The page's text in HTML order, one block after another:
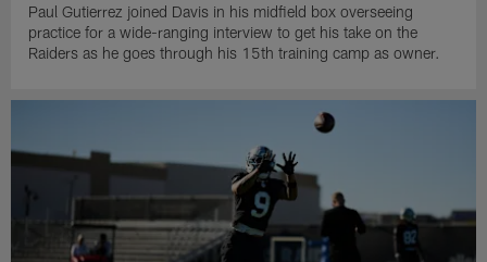
Paul Gutierrez joined Davis in his midfield box overseeing
practice for a wide-ranging interview to get his take on the
Raiders as he goes through his 15th training camp as owner.